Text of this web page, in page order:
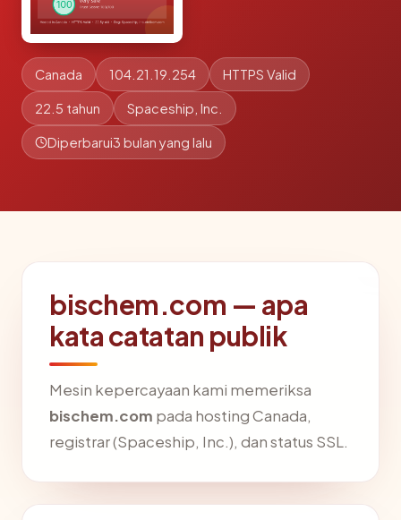
Canada 104.21.19.254 HTTPS Valid
22.5 tahun Spaceship, Inc.
Diperbarui3 bulan yang lalu
bischem.com — apa
kata catatan publik
Mesin kepercayaan kami memeriksa
bischem.com pada hosting Canada,
registrar (Spaceship, Inc.), dan status SSL.